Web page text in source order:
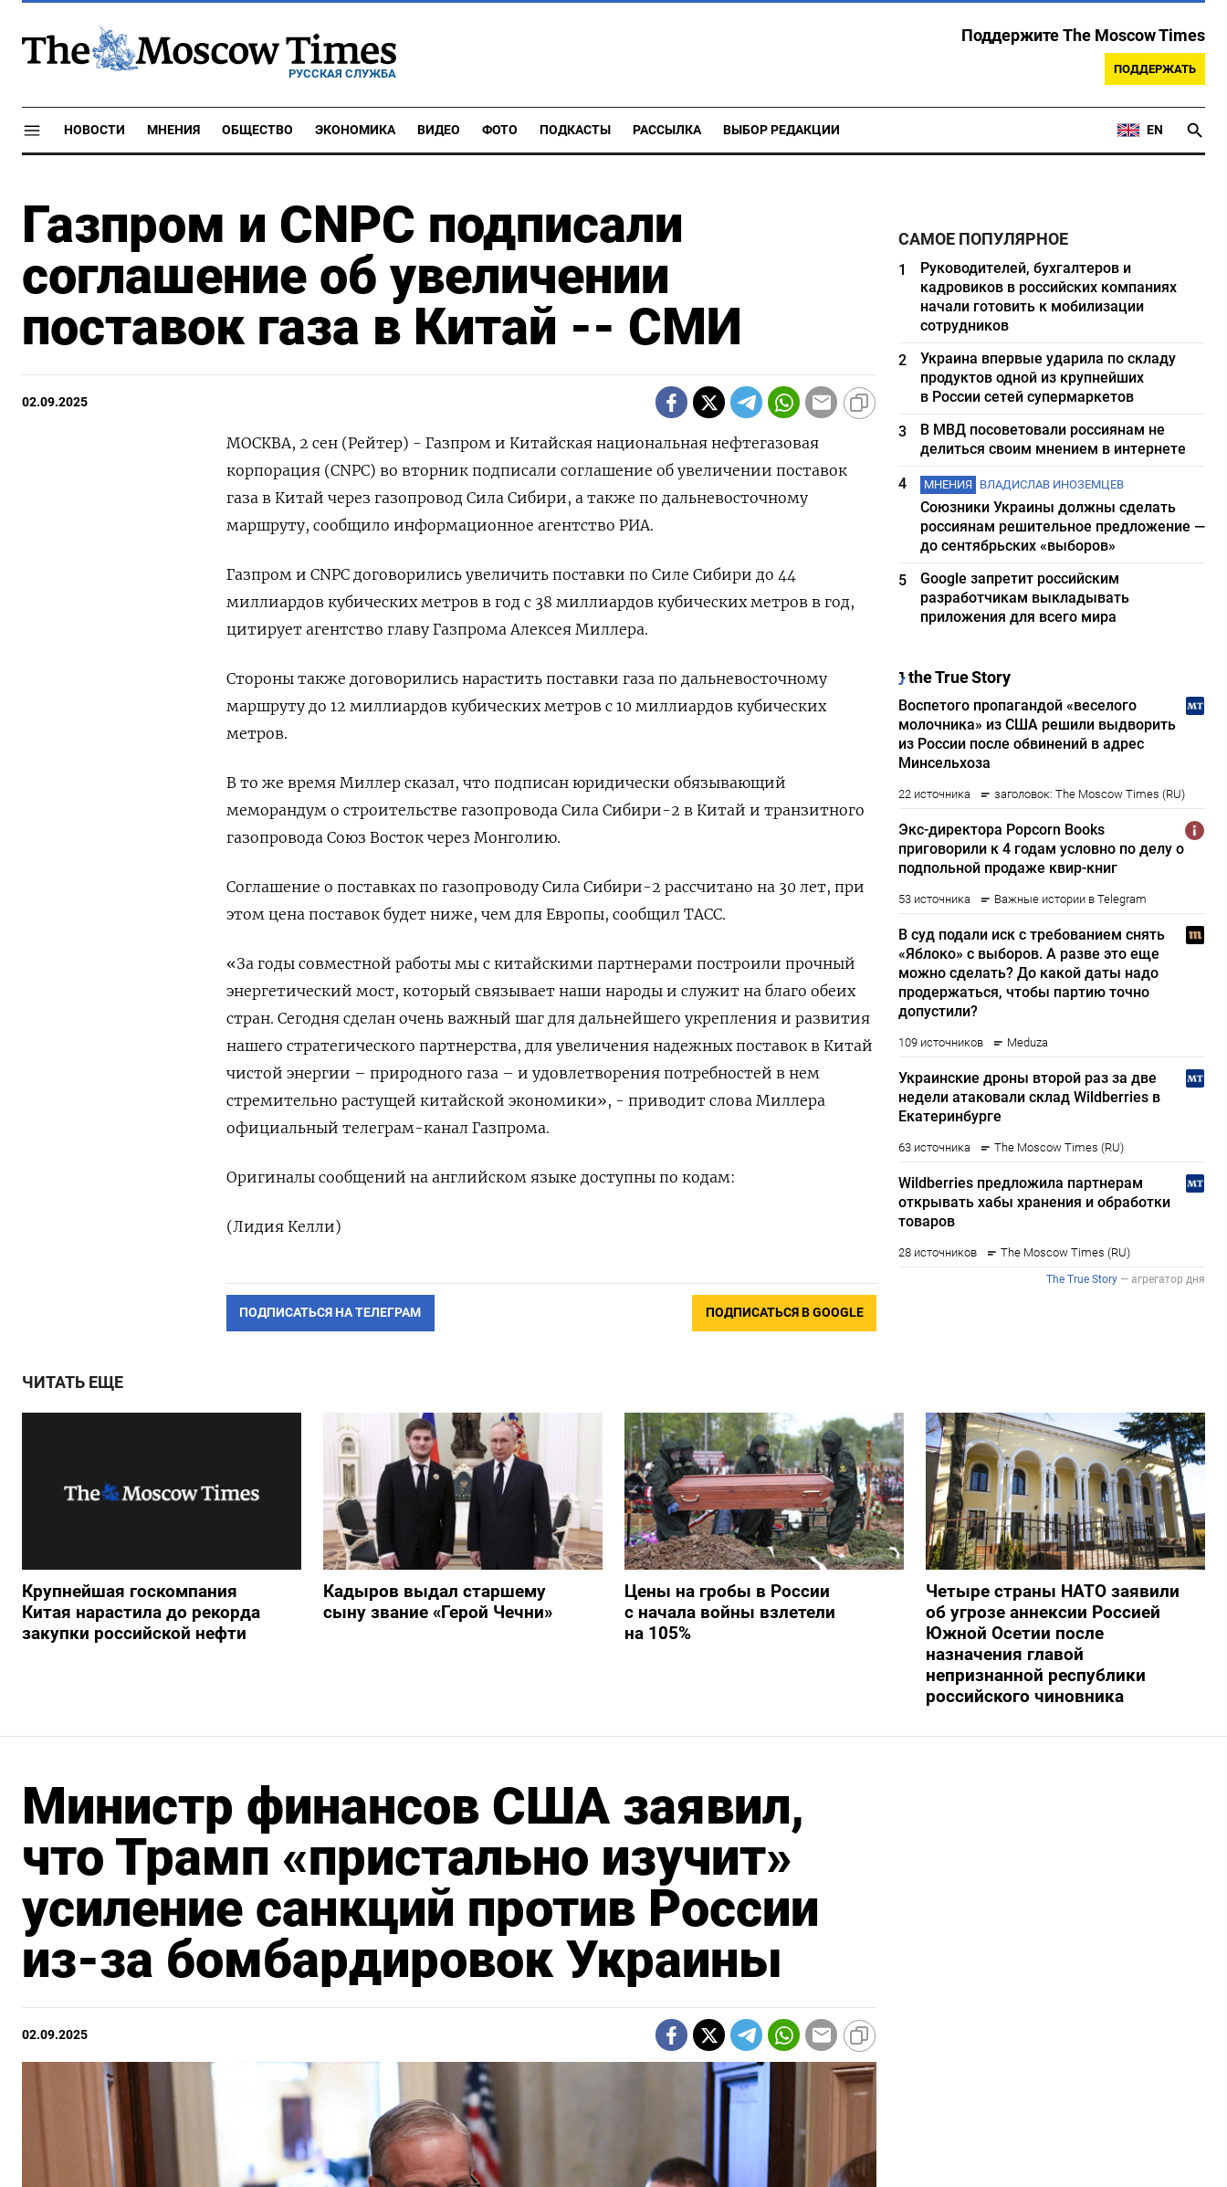
РУССКАЯ СЛУЖБА
Поддержите The Moscow Times
ПОДДЕРЖАТЬ
НОВОСТИ МНЕНИЯ ОБЩЕСТВО ЭКОНОМИКА ВИДЕО ФОТО ПОДКАСТЫ РАССЫЛКА ВЫБОР РЕДАКЦИИ EN
Газпром и CNPC подписали
соглашение об увеличении
поставок газа в Китай -- СМИ
02.09.2025
МОСКВА, 2 сен (Рейтер) - Газпром и Китайская национальная нефтегазовая
корпорация (CNPC) во вторник подписали соглашение об увеличении поставок
газа в Китай через газопровод Сила Сибири, а также по дальневосточному
маршруту, сообщило информационное агентство РИА.
Газпром и CNPC договорились увеличить поставки по Силе Сибири до 44
миллиардов кубических метров в год с 38 миллиардов кубических метров в год,
цитирует агентство главу Газпрома Алексея Миллера.
Стороны также договорились нарастить поставки газа по дальневосточному
маршруту до 12 миллиардов кубических метров с 10 миллиардов кубических
метров.
В то же время Миллер сказал, что подписан юридически обязывающий
меморандум о строительстве газопровода Сила Сибири-2 в Китай и транзитного
газопровода Союз Восток через Монголию.
Соглашение о поставках по газопроводу Сила Сибири-2 рассчитано на 30 лет, при
этом цена поставок будет ниже, чем для Европы, сообщил ТАСС.
«За годы совместной работы мы с китайскими партнерами построили прочный
энергетический мост, который связывает наши народы и служит на благо обеих
стран. Сегодня сделан очень важный шаг для дальнейшего укрепления и развития
нашего стратегического партнерства, для увеличения надежных поставок в Китай
чистой энергии – природного газа – и удовлетворения потребностей в нем
стремительно растущей китайской экономики», - приводит слова Миллера
официальный телеграм-канал Газпрома.
Оригиналы сообщений на английском языке доступны по кодам:
(Лидия Келли)
ПОДПИСАТЬСЯ НА ТЕЛЕГРАМ ПОДПИСАТЬСЯ В GOOGLE
САМОЕ ПОПУЛЯРНОЕ
1
Руководителей, бухгалтеров и
кадровиков в российских компаниях
начали готовить к мобилизации
сотрудников
2
Украина впервые ударила по складу
продуктов одной из крупнейших
в России сетей супермаркетов
3
В МВД посоветовали россиянам не
делиться своим мнением в интернете
4
МНЕНИЯ ВЛАДИСЛАВ ИНОЗЕМЦЕВ
Союзники Украины должны сделать
россиянам решительное предложение —
до сентябрьских «выборов»
5
Google запретит российским
разработчикам выкладывать
приложения для всего мира
ЧИТАТЬ ЕЩЕ
Крупнейшая госкомпания
Китая нарастила до рекорда
закупки российской нефти
Кадыров выдал старшему
сыну звание «Герой Чечни»
Цены на гробы в России
с начала войны взлетели
на 105%
Четыре страны НАТО заявили
об угрозе аннексии Россией
Южной Осетии после
назначения главой
непризнанной республики
российского чиновника
Министр финансов США заявил,
что Трамп «пристально изучит»
усиление санкций против России
из-за бомбардировок Украины
02.09.2025